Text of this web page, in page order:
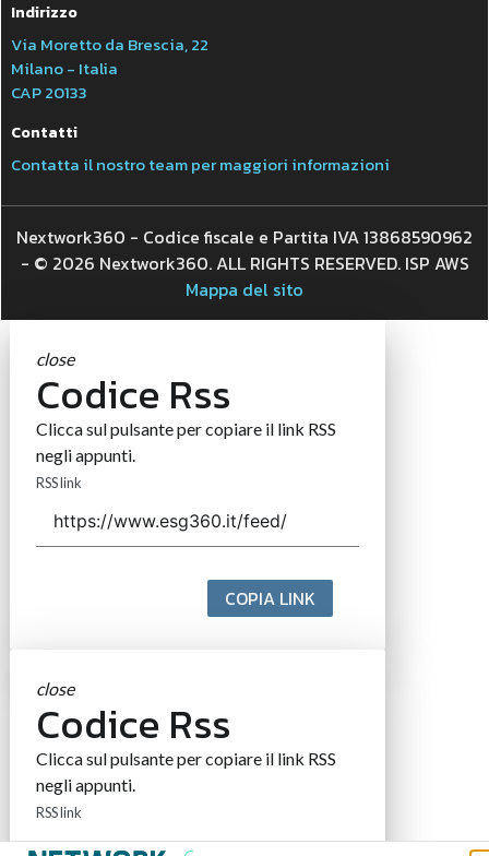
Indirizzo
Via Moretto da Brescia, 22
Milano - Italia
CAP 20133
Contatti
Contatta il nostro team per maggiori informazioni
Nextwork360 - Codice fiscale e Partita IVA 13868590962
- © 2026 Nextwork360. ALL RIGHTS RESERVED. ISP AWS
Mappa del sito
close
Codice Rss
Clicca sul pulsante per copiare il link RSS
negli appunti.
RSS link
COPIA LINK
close
Codice Rss
Clicca sul pulsante per copiare il link RSS
negli appunti.
RSS link